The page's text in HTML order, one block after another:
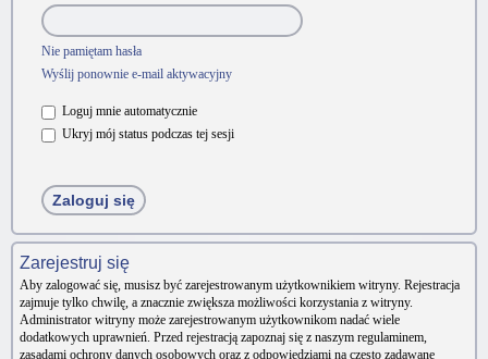
Nie pamiętam hasła
Wyślij ponownie e-mail aktywacyjny
Loguj mnie automatycznie
Ukryj mój status podczas tej sesji
Zarejestruj się
Aby zalogować się, musisz być zarejestrowanym użytkownikiem witryny. Rejestracja
zajmuje tylko chwilę, a znacznie zwiększa możliwości korzystania z witryny.
Administrator witryny może zarejestrowanym użytkownikom nadać wiele
dodatkowych uprawnień. Przed rejestracją zapoznaj się z naszym regulaminem,
zasadami ochrony danych osobowych oraz z odpowiedziami na często zadawane